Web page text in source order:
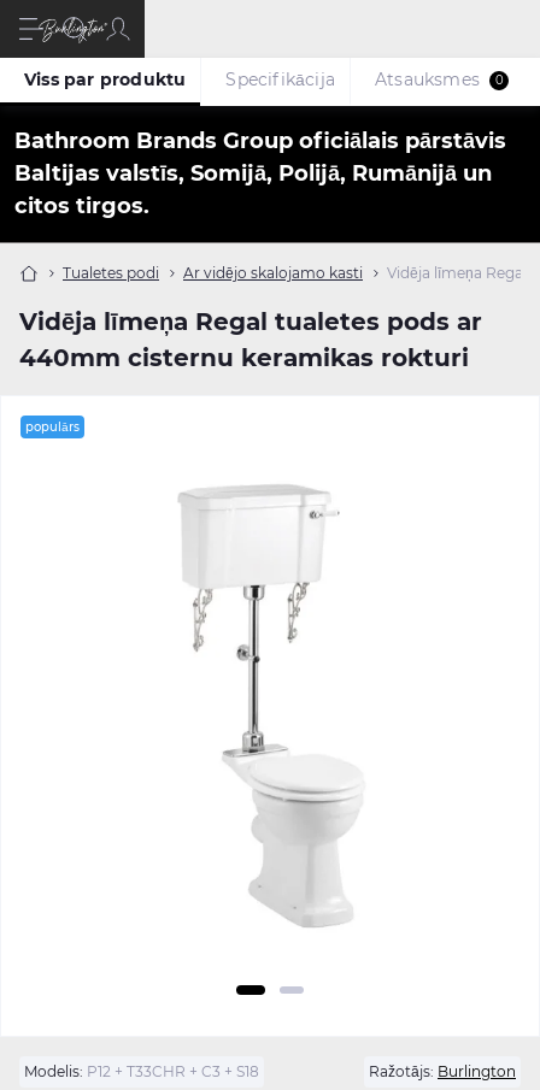
Bathroom Brands Group oficiālais pārstāvis
Baltijas valstīs, Somijā, Polijā, Rumānijā un
citos tirgos.
Tualetes podi Ar vidējo skalojamo kasti Vidēja līmeņa Regal
Vidēja līmeņa Regal tualetes pods ar
440mm cisternu keramikas rokturi
Viss par produktu Specifikācija Atsauksmes 0
populārs
Modelis: P12 + T33CHR + C3 + S18 Ražotājs: Burlington